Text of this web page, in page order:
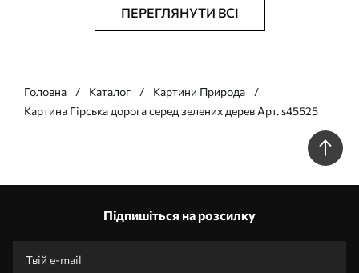
ПЕРЕГЛЯНУТИ ВСІ
Головна Каталог
Картини Природа
Картина Гірська дорога серед зелених дерев Арт. s45525
Підпишіться на розсилку